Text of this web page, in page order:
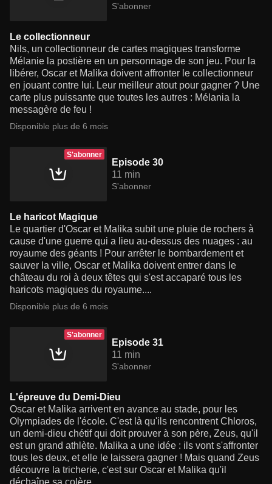
S'abonner
Le collectionneur
Nils, un collectionneur de cartes magiques transforme
Mélanie la postière en un personnage de son jeu. Pour la
libérer, Oscar et Malika doivent affronter le collectionneur
en jouant contre lui. Leur meilleur atout pour gagner ? Une
carte plus puissante que toutes les autres : Mélania la
messagère de feu !
Disponible plus de 6 mois
S'abonner
Episode 30
11 min
S'abonner
Le haricot Magique
Le quartier d'Oscar et Malika subit une pluie de rochers à
cause d'une guerre qui a lieu au-dessus des nuages : au
royaume des géants ! Pour arrêter le bombardement et
sauver la ville, Oscar et Malika doivent entrer dans le
château du roi à deux têtes qui s'est accaparé tous les
haricots magiques du royaume....
Disponible plus de 6 mois
S'abonner
Episode 31
11 min
S'abonner
L'épreuve du Demi-Dieu
Oscar et Malika arrivent en avance au stade, pour les
Olympiades de l'école. C'est là qu'ils rencontrent Chloros,
un demi-dieu chétif qui doit prouver à son père, Zeus, qu'il
est un grand athlète. Malika a une idée : ils vont s'affronter
tous les deux, et elle le laissera gagner ! Mais quand Zeus
découvre la tricherie, c'est sur Oscar et Malika qu'il
déchaîne sa colère...